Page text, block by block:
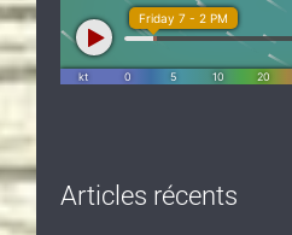
Articles récents